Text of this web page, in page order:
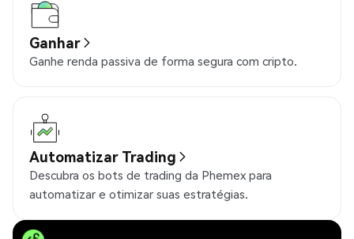
Ganhar
Ganhe renda passiva de forma segura com cripto.
Automatizar Trading
Descubra os bots de trading da Phemex para
automatizar e otimizar suas estratégias.